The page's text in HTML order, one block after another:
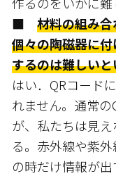
■ 材料の組み
個々の陶磁器に
するのは難しい
はい．QRコード
れません。通常
が、私たちは見
る。赤外線や紫
の時だけ情報が